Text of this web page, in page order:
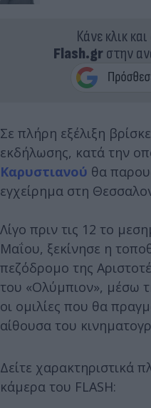
Κάνε κλικ
Flash.grστην
Σε πλήρη εξέλιξη
εκδήλωσης, κατά την
Καρυστιανού θα
εγχείρημα στη
Λίγο πριν τις 12 το
Μαΐου, ξεκίνησε η
πεζόδρομο της
του «Ολύμπιον», μέσω
οι ομιλίες που θα
αίθουσα του
Δείτε χαρακτηριστικά
κάμερα του FLASH: